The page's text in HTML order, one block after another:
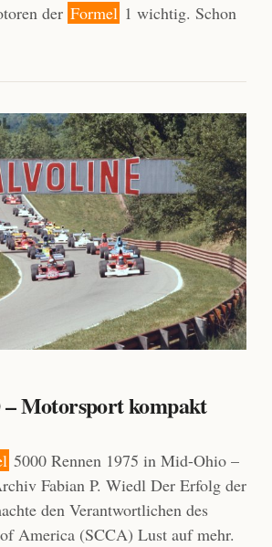
der Formel 1 wichtig. Schon
– Motorsport kompakt
5000 Rennen 1975 in Mid-Ohio –
Fabian P. Wiedl Der Erfolg der
den Verantwortlichen des
America (SCCA) Lust auf mehr.